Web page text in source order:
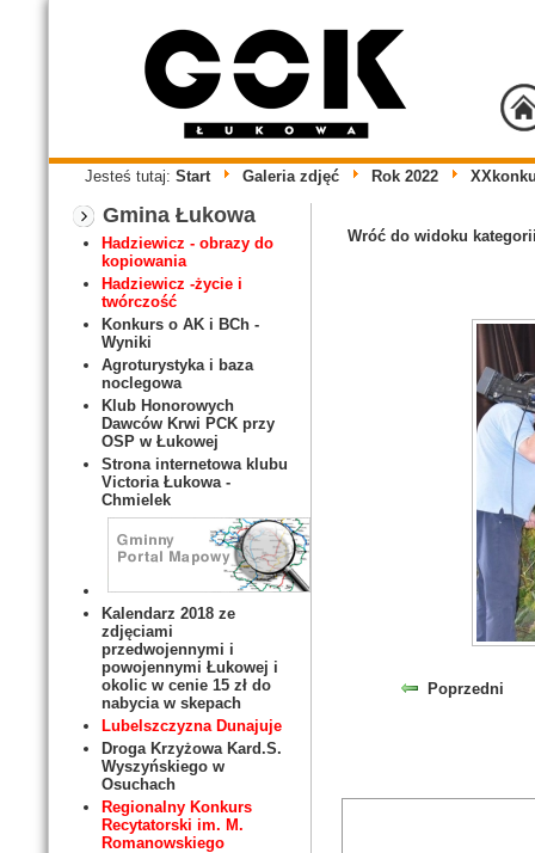
Jesteś tutaj: Start Galeria zdjęć Rok 2022
Gmina Łukowa
Hadziewicz - obrazy do
kopiowania
Hadziewicz -życie i
twórczość
Konkurs o AK i BCh -
Wyniki
Agroturystyka i baza
noclegowa
Klub Honorowych
Dawców Krwi PCK przy
OSP w Łukowej
Strona internetowa klubu
Victoria Łukowa -
Chmielek
Kalendarz 2018 ze
zdjęciami
przedwojennymi i
powojennymi Łukowej i
okolic w cenie 15 zł do
nabycia w skepach
Lubelszczyzna Dunajuje
Droga Krzyżowa Kard.S.
Wyszyńskiego w
Osuchach
Regionalny Konkurs
Recytatorski im. M.
Romanowskiego
Wróć do widoku
Poprzedni